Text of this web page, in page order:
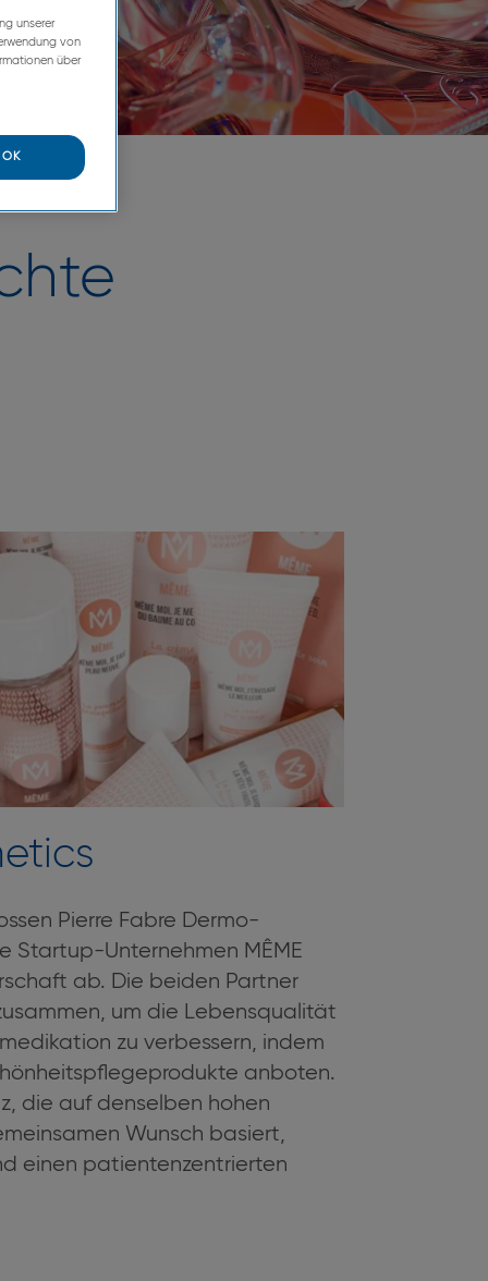
Pierre Fabre Dermo-
Startup-Unternehmen MÊME
ab. Die beiden Partner
um die Lebensqualität
zu verbessern, indem
anboten.
die auf denselben hohen
Wunsch basiert,
einen patientenzentrierten
unserer
von
über
OK